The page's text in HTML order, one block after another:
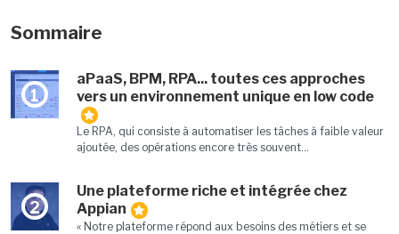
Sommaire
1
aPaaS, BPM, RPA... toutes ces approches
vers un environnement unique en low code
Le RPA, qui consiste à automatiser les tâches à faible valeur
ajoutée, des opérations encore très souvent...
2
Une plateforme riche et intégrée chez
Appian
« Notre plateforme répond aux besoins des métiers et se